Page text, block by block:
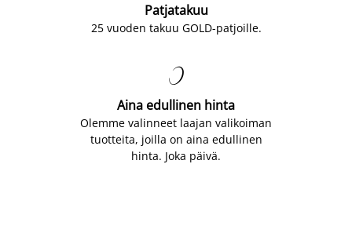
Patjatakuu
25 vuoden takuu GOLD-patjoille.

Aina edullinen hinta
Olemme valinneet laajan valikoiman
tuotteita, joilla on aina edullinen
hinta. Joka päivä.